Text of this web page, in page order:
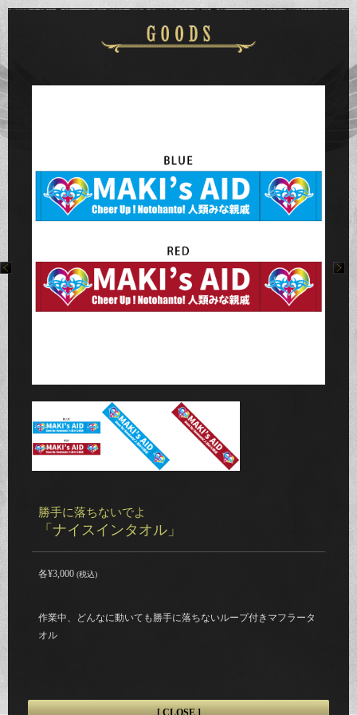
勝手に落ちないでよ
「ナイスインタオル」
各¥3,000 (税込)
作業中、どんなに動いても勝手に落ちないループ付きマフラータ
オル